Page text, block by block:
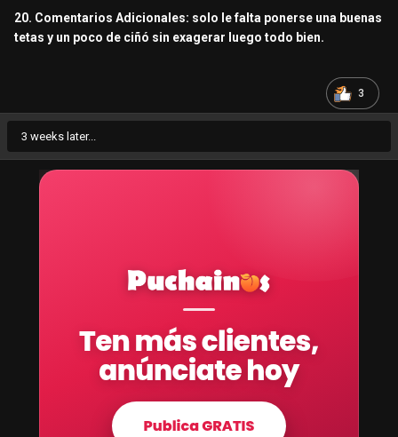
20. Comentarios Adicionales: solo le falta ponerse una buenas
tetas y un poco de ciñó sin exagerar luego todo bien.
3
3 weeks later...